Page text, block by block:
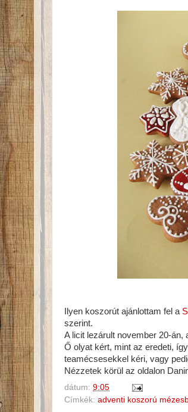
Ilyen koszorút ajánlottam fel a
szerint.
A licit lezárult november 20-án,
Ő olyat kért, mint az eredeti,
teamécsesekkel kéri, vagy
Nézzetek körül az oldalon
dátum: 9:05
Címkék: adventi koszorú